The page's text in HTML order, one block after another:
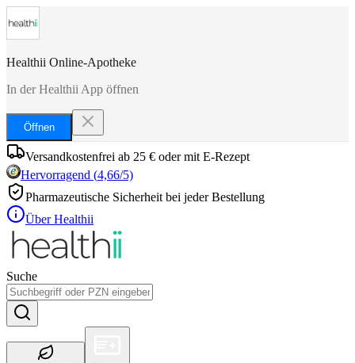
Healthii Online-Apotheke
In der Healthii App öffnen
Öffnen
Versandkostenfrei ab 25 € oder mit E-Rezept
Hervorragend (4,66/5)
Pharmazeutische Sicherheit bei jeder Bestellung
Über Healthii
Suche